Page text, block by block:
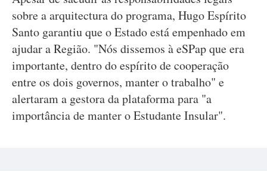
sobre a arquitectura do programa, Hugo Espírito
Santo garantiu que o Estado está empenhado em
ajudar a Região. "Nós dissemos à eSPap que era
importante, dentro do espírito de cooperação
entre os dois governos, manter o trabalho" e
alertaram a gestora da plataforma para "a
importância de manter o Estudante Insular".